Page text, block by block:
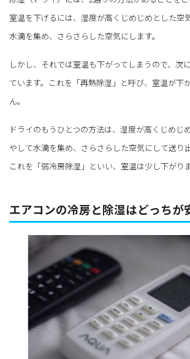
室温を下げるには、湿度が高くじめじめとした空
水滴を集め、さらさらした空気にします。
しかし、それでは室温も下がってしまうので、次
ています。これを「再熱除湿」と呼び、室温が下
ん。
ドライのもうひとつの方法は、湿度が高くじめじ
やして水滴を集め、さらさらした空気にして送り出
これを「弱冷房除湿」といい、室温は少し下がりま
エアコンの冷房と除湿はどっちが